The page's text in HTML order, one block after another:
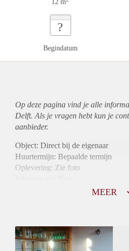
12 m
?
Begindatum
Op deze pagina vind je alle
Delft. Als je vragen hebt kun je
aanbieder.
Object: Direct bij de eigenaar
Huurtermijn: Bepaalde termijn
Oplevering: Zie foto
Gedeelde Douche: Ja
Gedeelde woonkamer: Ja
MEER